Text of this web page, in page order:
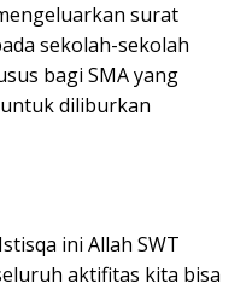
surat
sekolah-sekolah
bagi SMA yang
diliburkan
ini Allah SWT
aktifitas kita bisa